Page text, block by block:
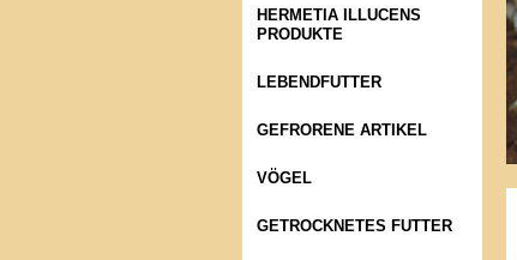
HERMETIA ILLUCENS
PRODUKTE
LEBENDFUTTER
GEFRORENE ARTIKEL
VÖGEL
GETROCKNETES FUTTER